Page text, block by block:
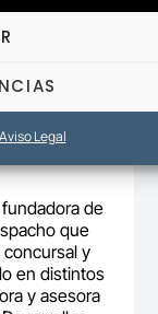
Legal
de
que
y
en distintos
y asesora